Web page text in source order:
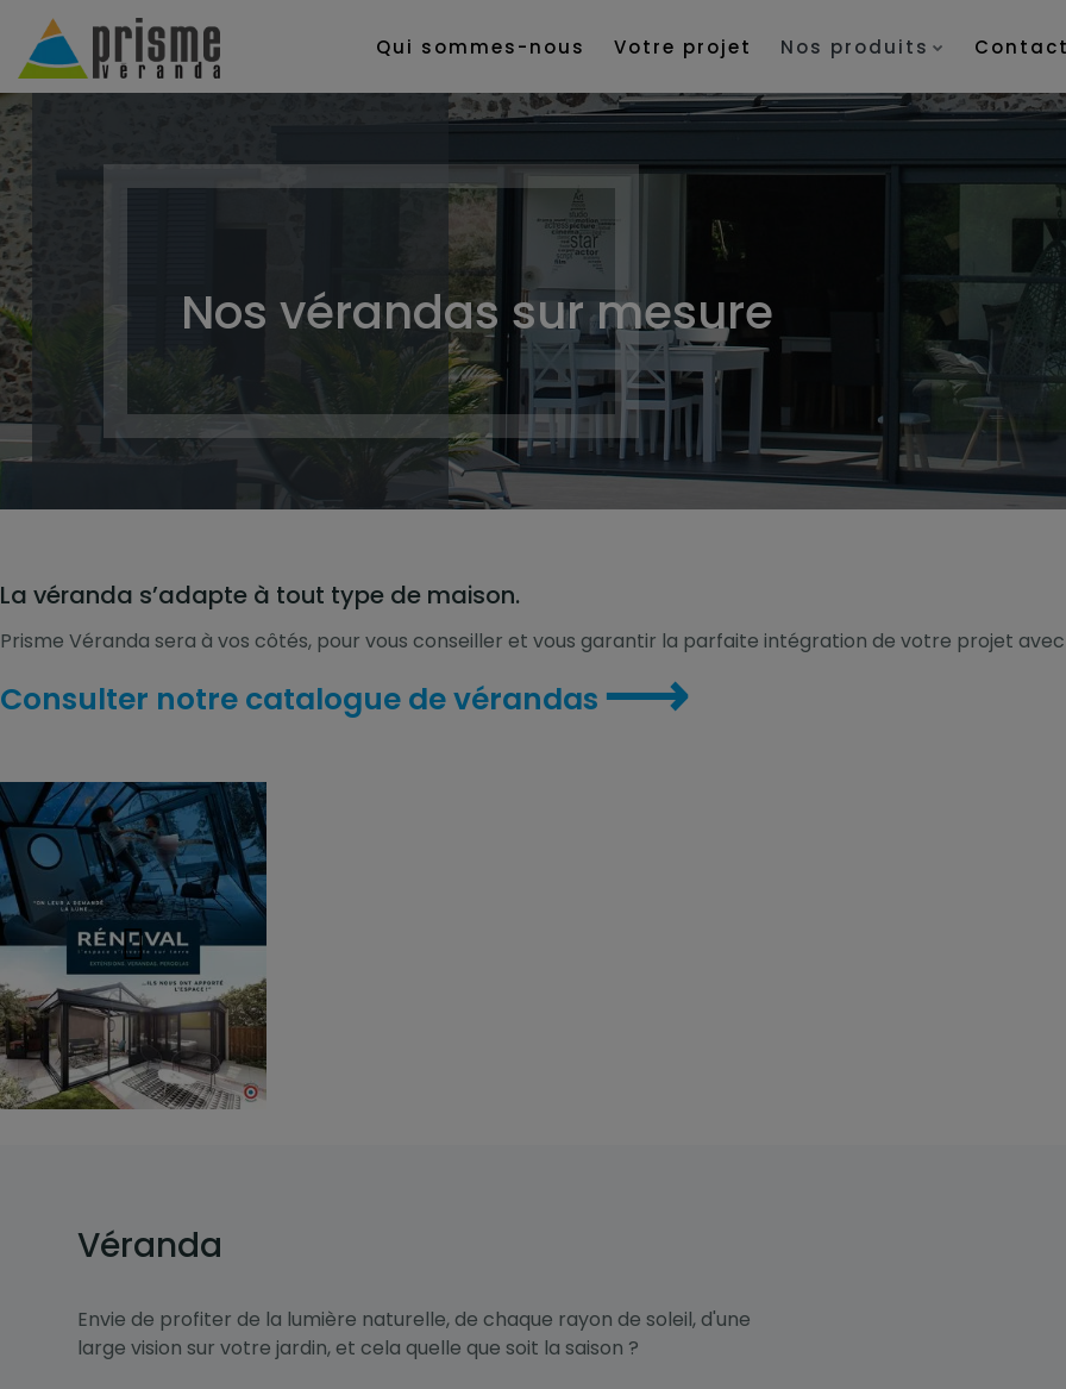
Qui sommes-nous Votre projet Nos produits Contact
Nos vérandas sur mesure
La véranda s’adapte à tout type de maison.
Prisme Véranda sera à vos côtés, pour vous conseiller et vous garantir la parfaite intégration de votre projet
Consulter notre catalogue de vérandas ⟶
Véranda
Envie de profiter de la lumière naturelle, de chaque rayon de soleil, d'une
large vision sur votre jardin, et cela quelle que soit la saison ?